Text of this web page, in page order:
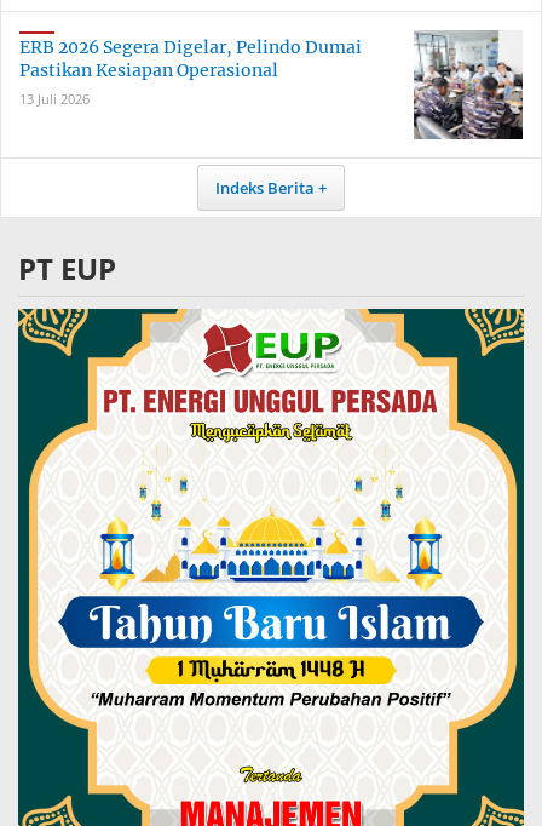
ERB 2026 Segera Digelar, Pelindo Dumai
Pastikan Kesiapan Operasional
13 Juli 2026
Indeks Berita
PT EUP